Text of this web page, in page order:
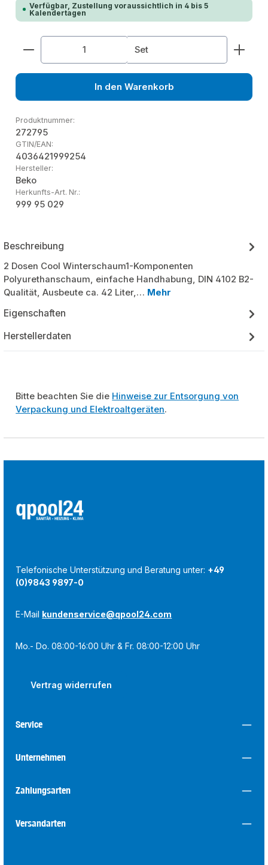
Verfügbar, Zustellung voraussichtlich in 4 bis 5
Kalendertagen
Produkt Anzahl: Gib den gewünschten Wert
Set
In den Warenkorb
Produktnummer:
272795
GTIN/EAN:
4036421999254
Hersteller:
Beko
Herkunfts-Art. Nr.:
999 95 029
Beschreibung
2 Dosen Cool Winterschaum1-Komponenten
Polyurethanschaum, einfache Handhabung, DIN 4102 B2-
Qualität, Ausbeute ca. 42 Liter,… Mehr
Eigenschaften
Herstellerdaten
Bitte beachten Sie die Hinweise zur Entsorgung von
Verpackung und Elektroaltgeräten.
Telefonische Unterstützung und Beratung unter: +49
(0)9843 9897-0
E-Mail kundenservice@qpool24.com
Mo.- Do. 08:00-16:00 Uhr & Fr. 08:00-12:00 Uhr
Vertrag widerrufen
Service
Unternehmen
Zahlungsarten
Versandarten